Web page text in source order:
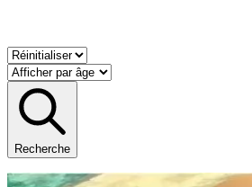
Recherche